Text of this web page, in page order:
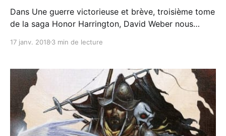
Dans Une guerre victorieuse et brève, troisième tome
de la saga Honor Harrington, David Weber nous
de la reine. Notre héroïne a passé tout ce temps à se
17 janv. 2018 3 min de lecture